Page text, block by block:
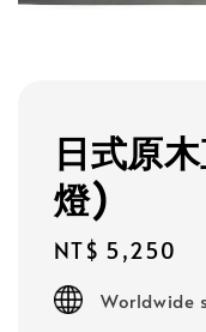
日式原
燈)
Regular
price
NT$ 5,250
Worldwide